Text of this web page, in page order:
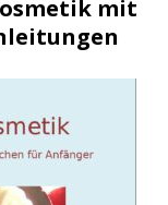
mit